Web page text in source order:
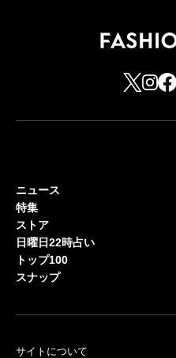
ニュース
特集
ストア
日曜日22時占い
トップ100
スナップ
サイトについて